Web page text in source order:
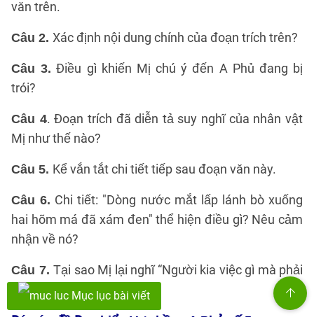
văn trên.
Câu 2. Xác định nội dung chính của đoạn trích trên?
Câu 3. Điều gì khiến Mị chú ý đến A Phủ đang bị
trói?
Câu 4. Đoạn trích đã diễn tả suy nghĩ của nhân vật
Mị như thế nào?
Câu 5. Kể vắn tắt chi tiết tiếp sau đoạn văn này.
Câu 6. Chi tiết: "Dòng nước mắt lấp lánh bò xuống
hai hõm má đã xám đen" thể hiện điều gì? Nêu cảm
nhận về nó?
Câu 7. Tại sao Mị lại nghĩ “Người kia việc gì mà phải
chết thế. A Phủ..."?
Mục lục bài viết